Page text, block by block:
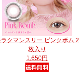
ラクマンスリー ピンクボム 2
枚入り
1,650円